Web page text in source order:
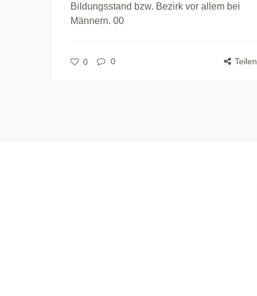
Bildungsstand bzw. Bezirk vor allem bei
Männern. 00
0 0 Teilen